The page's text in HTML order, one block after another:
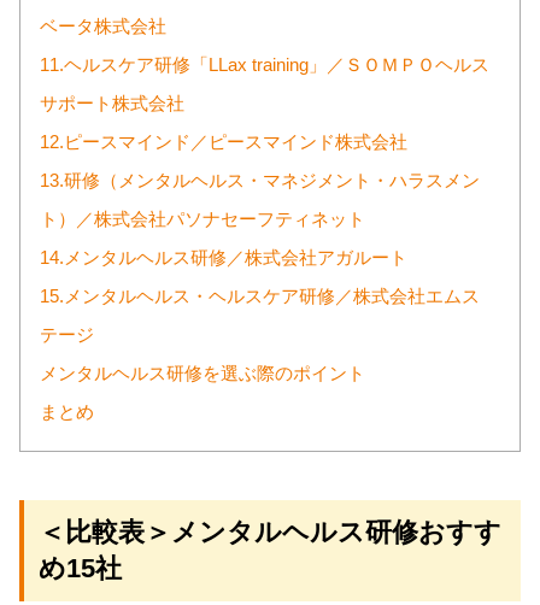
ベータ株式会社
11.ヘルスケア研修「LLax training」／ＳＯＭＰＯヘルス
サポート株式会社
12.ピースマインド／ピースマインド株式会社
13.研修（メンタルヘルス・マネジメント・ハラスメン
ト）／株式会社パソナセーフティネット
14.メンタルヘルス研修／株式会社アガルート
15.メンタルヘルス・ヘルスケア研修／株式会社エムス
テージ
メンタルヘルス研修を選ぶ際のポイント
まとめ
＜比較表＞メンタルヘルス研修おすす
め15社